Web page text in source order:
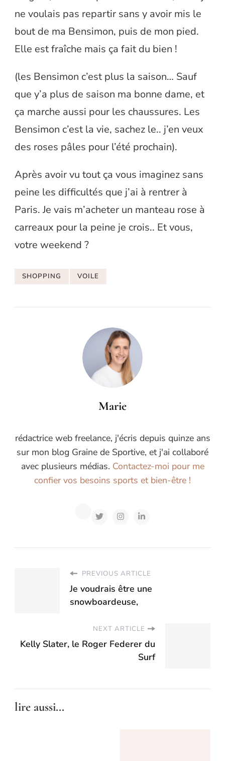
ne voulais pas repartir sans y avoir mis le
bout de ma Bensimon, puis de mon pied.
Elle est fraîche mais ça fait du bien !
(les Bensimon c’est plus la saison… Sauf
que y’a plus de saison ma bonne dame, et
ça marche aussi pour les chaussures. Les
Bensimon c’est la vie, sachez le.. j’en veux
des roses pâles pour l’été prochain).
Après avoir vu tout ça vous imaginez sans
peine les difficultés que j’ai à rentrer à
Paris. Je vais m’acheter un manteau rose à
carreaux pour la peine je crois.. Et vous,
votre weekend ?
SHOPPING VOILE
Marie
rédactrice web freelance, j'écris depuis quinze ans
sur mon blog Graine de Sportive, et j'ai collaboré
avec plusieurs médias. Contactez-moi pour me
confier vos besoins sports et bien-être !
PREVIOUS ARTICLE
Je voudrais être une
snowboardeuse,
NEXT ARTICLE
Kelly Slater, le Roger Federer du
Surf
lire aussi...